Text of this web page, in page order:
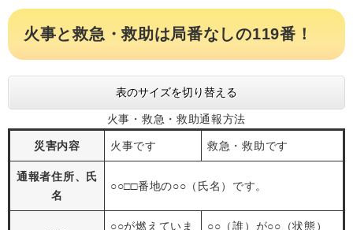
火事と救急・救助は局番なしの119番！
表のサイズを切り替える
火事・救急・救助通報方法
災害内容 火事です 救急・救助です
通報者住所、氏
名
○○□□番地の○○（氏名）です。
○○が燃えていま
○○（誰）が○○（状態）